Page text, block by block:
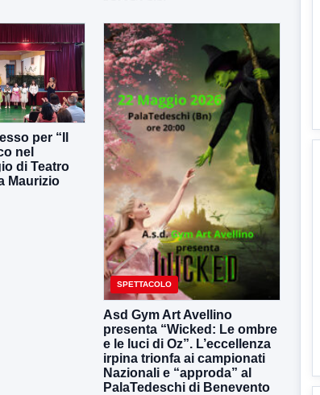
per “Il
nel
di Teatro
Maurizio
SPETTACOLO
Asd Gym Art Avellino
presenta “Wicked: Le ombre
e le luci di Oz”. L’eccellenza
irpina trionfa ai campionati
Nazionali e “approda” al
PalaTedeschi di Benevento